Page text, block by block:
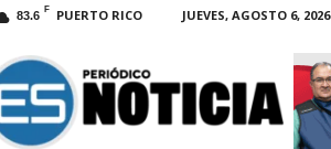
83.6 F PUERTO RICO JUEVES, AGOSTO 6, 2026